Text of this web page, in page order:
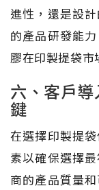
進性，還是設
的產品研發能
膠在印製提袋市
六、客戶導
鍵
在選擇印製提
素以確保選擇
商的產品質量